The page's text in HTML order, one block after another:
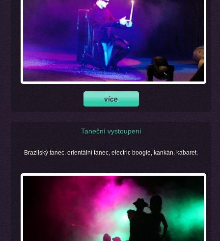
Taneční vystoupení
Brazilský tanec, orientální tanec, electric boogie, kankán, kabaret.